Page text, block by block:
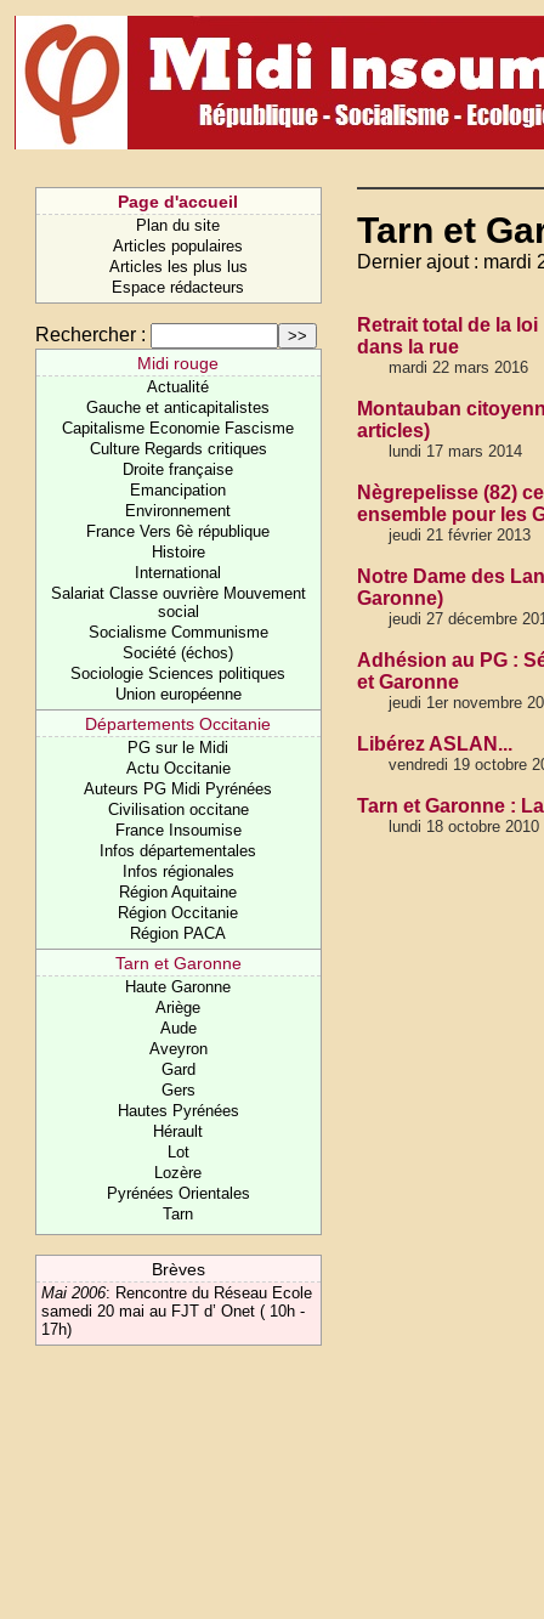
Page d'accueil
Plan du site
Articles populaires
Articles les plus lus
Espace rédacteurs
Rechercher :
Midi rouge
Actualité
Gauche et anticapitalistes
Capitalisme Economie Fascisme
Culture Regards critiques
Droite française
Emancipation
Environnement
France Vers 6è république
Histoire
International
Salariat Classe ouvrière Mouvement
social
Socialisme Communisme
Société (échos)
Sociologie Sciences politiques
Union européenne
Départements Occitanie
PG sur le Midi
Actu Occitanie
Auteurs PG Midi Pyrénées
Civilisation occitane
France Insoumise
Infos départementales
Infos régionales
Région Aquitaine
Région Occitanie
Région PACA
Tarn et Garonne
Haute Garonne
Ariège
Aude
Aveyron
Gard
Gers
Hautes Pyrénées
Hérault
Lot
Lozère
Pyrénées Orientales
Tarn
Brèves
Mai 2006: Rencontre du Réseau Ecole
samedi 20 mai au FJT d’ Onet ( 10h -
17h)
Tarn et
Dernier ajout : mardi
Retrait total de la
dans la rue
mardi 22 mars 2016
Montauban
articles)
lundi 17 mars 2014
Nègrepelisse (82)
ensemble pour les
jeudi 21 février 2013
Notre Dame des
Garonne)
jeudi 27 décembre
Adhésion au PG :
et Garonne
jeudi 1er novembre
Libérez ASLAN...
vendredi 19 octobre
Tarn et Garonne :
lundi 18 octobre 2010